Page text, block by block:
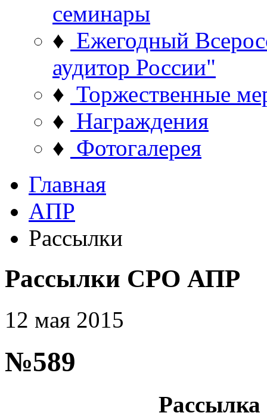
семинары
♦ Ежегодный
аудитор России"
♦ Торжественные
♦ Награждения
♦ Фотогалерея
Главная
АПР
Рассылки
Рассылки СРО АПР
12 мая 2015
№589
Рассылка